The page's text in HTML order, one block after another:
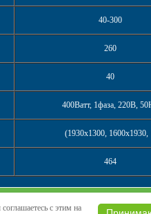
40-300
260
40
400Ватт, 1фаза, 220В,
(1930х1300,
464
с этим на